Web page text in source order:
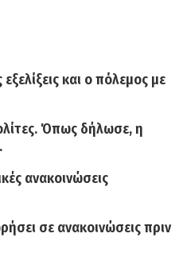
και ο πόλεμος με
Όπως δήλωσε, η
ανακοινώσεις
σε ανακοινώσεις πριν